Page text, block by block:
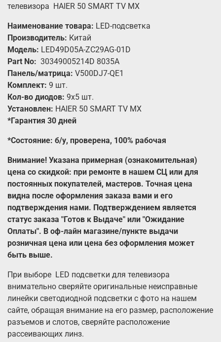
телевизора HAIER 50 SMART TV MX
Наименование товара: LED-подсветка
Производитель: Китай
Модель: LED49D05A-ZC29AG-01D
Part No: 30349005214D 8035A
Панель/матрица: V500DJ7-QE1
Комплект: 9 шт.
Кол-во диодов: 9х5 шт.
Установлен: HAIER 50 SMART TV MX
*Гарантия 30 дней
*Состояние: б/у, проверена, 100% рабочая
Внимание! Указана примерная (ознакомительная)
цена со скидкой: при ремонте в нашем СЦ или для
постоянных покупателей, мастеров. Точная цена
видна после оформления заказа вами и его
подтверждения нами. Подтверждением является
статус заказа "Готов к Выдаче" или "Ожидание
Оплаты". В оф-лайн магазине/пункте выдачи
розничная цена или цена без оформления может
быть выше.
При выборе LED подсветки для телевизора
внимательно сверяйте оригинальные неисправные
линейки светодиодной подсветки с фото на нашем
сайте, обращая внимание на его размер, расположение
разъемов и слотов, сверяйте расположение
рассеивающих линз.